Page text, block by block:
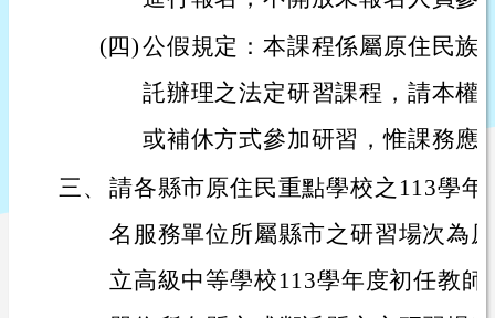
(四)公假規定：本課程係屬原住民族
託辦理之法定研習課程，請本權
或補休方式參加研習，惟課務應
三、 請各縣市原住民重點學校之113學
名服務單位所屬縣市之研習場次為
立高級中等學校113學年度初任教